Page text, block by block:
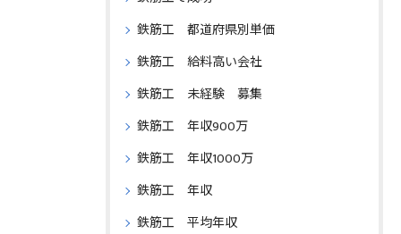
鉄筋工 都道府県別単価
鉄筋工 給料高い会社
鉄筋工 未経験 募集
鉄筋工 年収900万
鉄筋工 年収1000万
鉄筋工 年収
鉄筋工 平均年収